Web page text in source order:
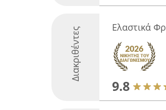
Διακριθέντες Ελαστικά
9.8